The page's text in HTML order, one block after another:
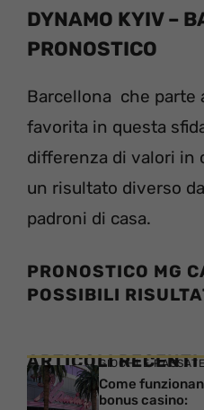
DYNAMO KYIV –
PRONOSTICO
Barcellona che parte
favorita in questa
differenza di valori in
un risultato diverso
padroni di casa.
PRONOSTICO MG
POSSIBILI
ARTICOLI RECENTI
GIOCHI E
Come
bonus casino: